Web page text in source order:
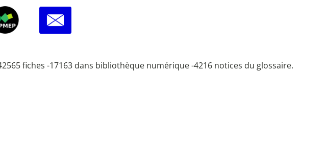
fiches -17163 dans bibliothèque numérique -4216 notices du glossaire.